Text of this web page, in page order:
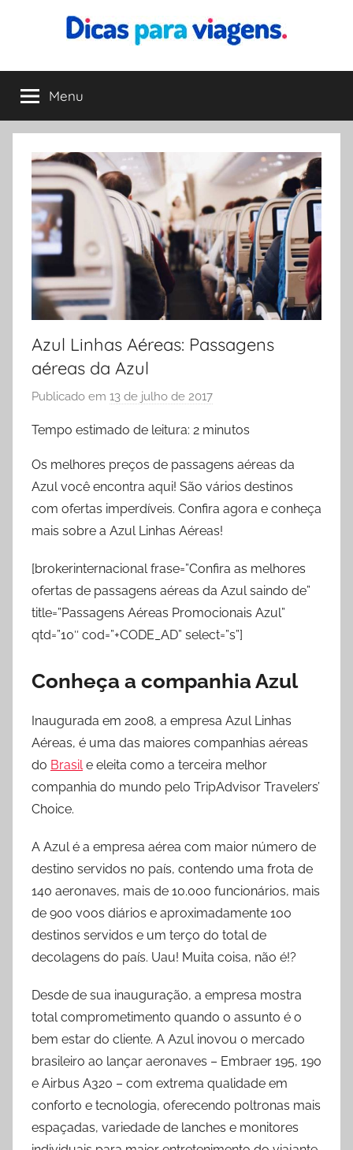
conteúdo
Dicas
para
Viagens
melhor
dica
para
viagem
Menu
Azul Linhas Aéreas: Passagens
aéreas da Azul
Publicado em 13 de julho de 2017
r
a
s
s
a
v
e
Tempo estimado de leitura: 2 minutos
Os melhores preços de passagens aéreas da
Azul você encontra aqui! São vários destinos
com ofertas imperdíveis. Confira agora e conheça
mais sobre a Azul Linhas Aéreas!
[brokerinternacional frase=”Confira as melhores
ofertas de passagens aéreas da Azul saindo de”
title=”Passagens Aéreas Promocionais Azul”
qtd=”10″ cod=”+CODE_AD” select=”s”]
Conheça a companhia Azul
Inaugurada em 2008, a empresa Azul Linhas
Aéreas, é uma das maiores companhias aéreas
do Brasile eleita como a terceira melhor
companhia do mundo pelo TripAdvisor Travelers’
Choice.
A Azul é a empresa aérea com maior número de
destino servidos no país, contendo uma frota de
140 aeronaves, mais de 10.000 funcionários, mais
de 900 voos diários e aproximadamente 100
destinos servidos e um terço do total de
decolagens do país. Uau! Muita coisa, não é!?
Desde de sua inauguração, a empresa mostra
total comprometimento quando o assunto é o
bem estar do cliente. A Azul inovou o mercado
brasileiro ao lançar aeronaves – Embraer 195, 190
e Airbus A320 – com extrema qualidade em
conforto e tecnologia, oferecendo poltronas mais
espaçadas, variedade de lanches e monitores